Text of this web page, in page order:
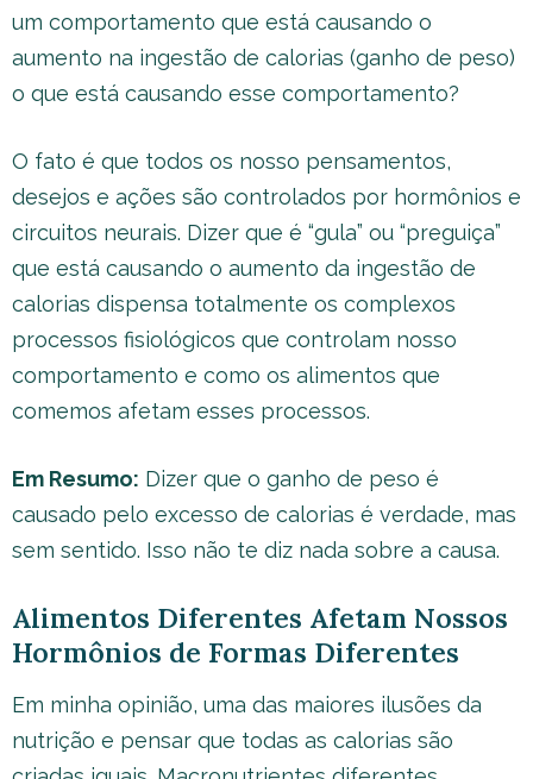
um comportamento que está causando o
aumento na ingestão de calorias (ganho de peso)
o que está causando esse comportamento?
O fato é que todos os nosso pensamentos,
desejos e ações são controlados por hormônios e
circuitos neurais. Dizer que é “gula” ou “preguiça”
que está causando o aumento da ingestão de
calorias dispensa totalmente os complexos
processos fisiológicos que controlam nosso
comportamento e como os alimentos que
comemos afetam esses processos.
Em Resumo: Dizer que o ganho de peso é
causado pelo excesso de calorias é verdade, mas
sem sentido. Isso não te diz nada sobre a causa.
Alimentos Diferentes Afetam Nossos
Hormônios de Formas Diferentes
Em minha opinião, uma das maiores ilusões da
nutrição e pensar que todas as calorias são